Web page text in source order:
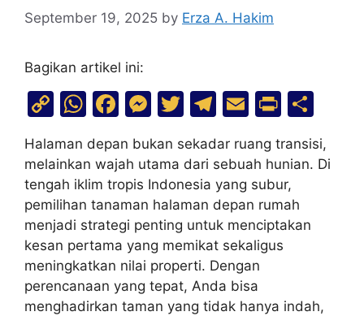
September 19, 2025 by Erza A. Hakim
Bagikan artikel ini:
C
p
y
Li
n
k
W
h
at
s
A
p
p
F
c
e
b
o
o
k
M
e
s
s
e
n
g
er
T
w
itt
er
T
e
gr
a
m
E
ai
l
Pr
t
h
ar
Halaman depan bukan sekadar ruang transisi,
melainkan wajah utama dari sebuah hunian. Di
tengah iklim tropis Indonesia yang subur,
pemilihan tanaman halaman depan rumah
menjadi strategi penting untuk menciptakan
kesan pertama yang memikat sekaligus
meningkatkan nilai properti. Dengan
perencanaan yang tepat, Anda bisa
menghadirkan taman yang tidak hanya indah,